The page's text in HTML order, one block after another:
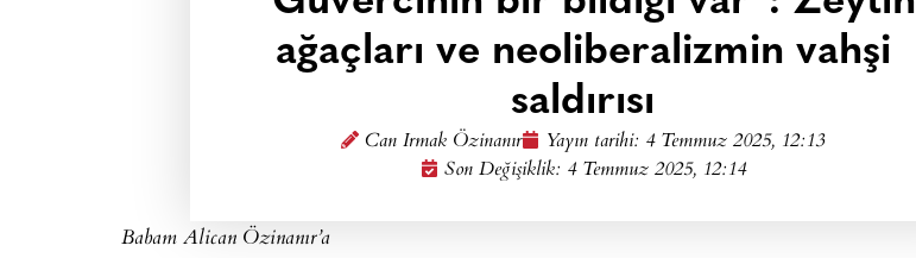
ağaçları ve neoliberalizmin vahşi
saldırısı
Can Irmak Özinanır Yayın tarihi: 4 Temmuz 2025, 12:13
Son Değişiklik: 4 Temmuz 2025, 12:14
Babam Alican Özinanır’a